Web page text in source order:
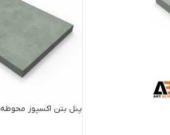
پنل بتن اکسپوز محوطه 50*100